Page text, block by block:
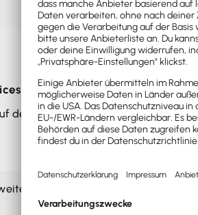
diese Schnittstellen
von Business-Websites
Technologie dein Wachstum
der offiziellen Website
gemäß den